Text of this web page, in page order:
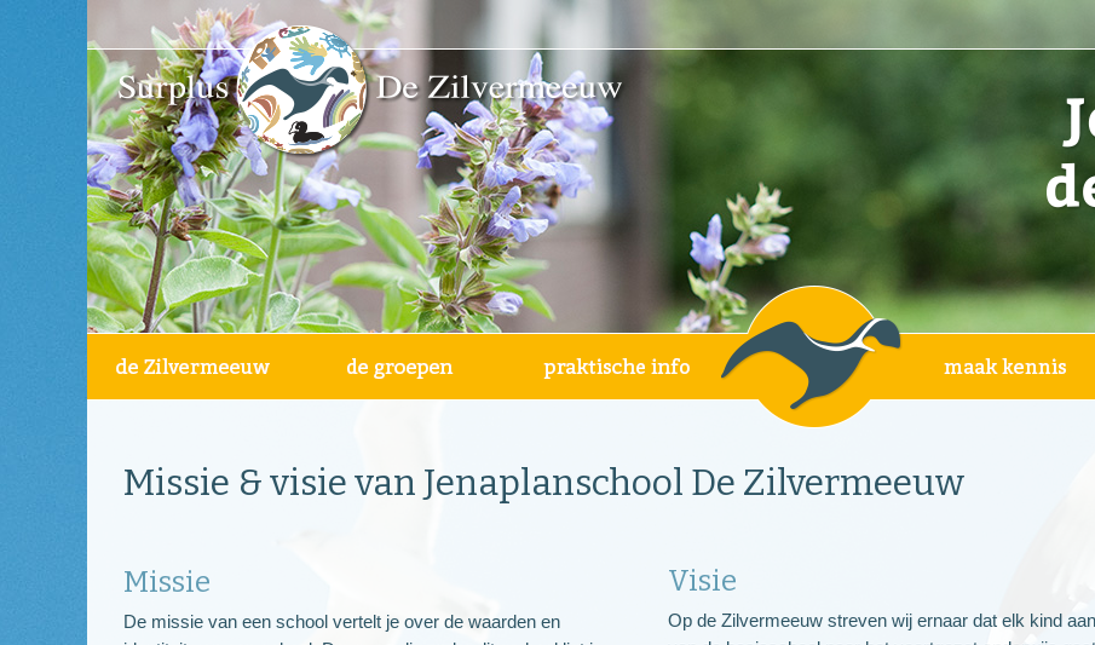
Missie & visie van Jenaplanschool De Zilvermeeuw
Missie
De missie van een school vertelt je over de waarden en
Visie
Op de Zilvermeeuw streven wij ernaar dat elk kind